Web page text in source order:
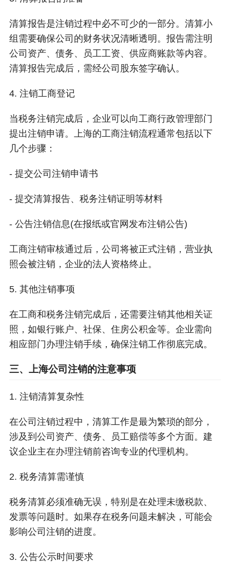
清算报告是注销过程中必不可少的一部分。清算小
组需要确保公司的财务状况清晰透明。报告需注明
公司资产、债务、员工工资、供应商账款等内容。
清算报告完成后，需经公司股东签字确认。
4. 注销工商登记
当税务注销完成后，企业可以向工商行政管理部门
提出注销申请。上海的工商注销流程通常包括以下
几个步骤：
- 提交公司注销申请书
- 提交清算报告、税务注销证明等材料
- 公告注销信息(在报纸或官网发布注销公告)
工商注销审核通过后，公司将被正式注销，营业执
照会被注销，企业的法人资格终止。
5. 其他注销事项
在工商和税务注销完成后，还需要注销其他相关证
照，如银行账户、社保、住房公积金等。企业需向
相应部门办理注销手续，确保注销工作彻底完成。
三、上海公司注销的注意事项
1. 注销清算复杂性
在公司注销过程中，清算工作是最为繁琐的部分，
涉及到公司资产、债务、员工赔偿等多个方面。建
议企业主在办理注销前咨询专业的代理机构。
2. 税务清算需谨慎
税务清算必须准确无误，特别是在处理未缴税款、
发票等问题时。如果存在税务问题未解决，可能会
影响公司注销的进度。
3. 公告公示时间要求